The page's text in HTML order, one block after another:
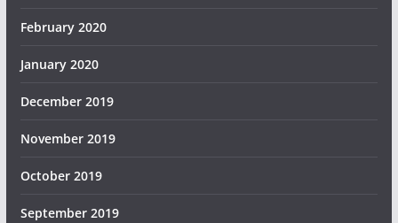
February 2020
January 2020
December 2019
November 2019
October 2019
September 2019